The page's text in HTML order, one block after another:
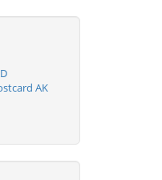
AK